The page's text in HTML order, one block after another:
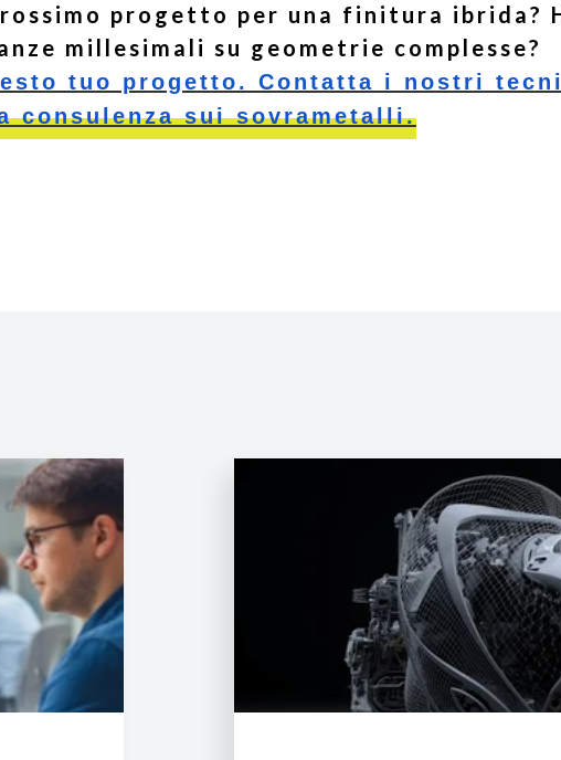
progetto per una finitura ibrida?
millesimali su geometrie complesse?
tuo progetto. Contatta i nostri
consulenza sui sovrametalli.